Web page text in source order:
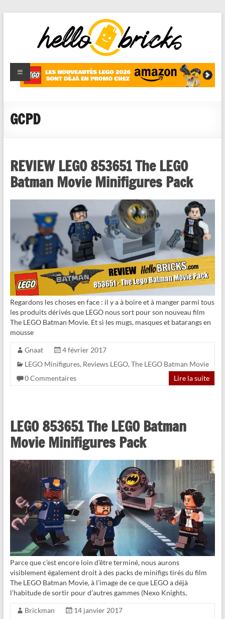
HelloBricks
Blog LEGO,
nouveaut�s
reviews
GCPD
REVIEW LEGO 853651 The LEGO
Batman Movie Minifigures Pack
Regardons les choses en face : il y a à boire et à manger parmi tous
les produits dérivés que LEGO nous sort pour son nouveau film
The LEGO Batman Movie. Et si les mugs, masques et batarangs en
mousse
Gnaat
4 février 2017
LEGO Minifigures, Reviews LEGO, The LEGO Batman Movie
0 Commentaires
Lire la suite
LEGO 853651 The LEGO Batman
Movie Minifigures Pack
Parce que c’est encore loin d’être terminé, nous aurons
visiblement également droit à des packs de minifigs tirés du film
The LEGO Batman Movie, à l’image de ce que LEGO a déjà
l’habitude de sortir pour d’autres gammes (Nexo Knights,
Brickman
14 janvier 2017